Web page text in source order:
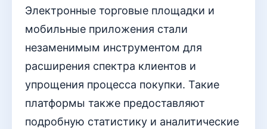
Электронные торговые площадки и
мобильные приложения стали
незаменимым инструментом для
расширения спектра клиентов и
упрощения процесса покупки. Такие
платформы также предоставляют
подробную статистику и аналитические